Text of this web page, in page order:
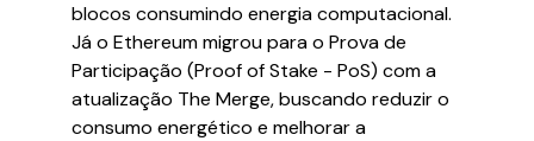
blocos consumindo energia computacional.
Já o Ethereum migrou para o Prova de
Participação (Proof of Stake - PoS) com a
atualização The Merge, buscando reduzir o
consumo energético e melhorar a